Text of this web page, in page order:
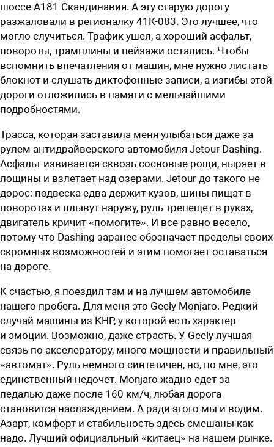
шоссе А181 Скандинавия. А эту старую дорогу
разжаловали в регионалку 41К-083. Это лучшее, что
могло случиться. Трафик ушел, а хороший асфальт,
повороты, трамплины и пейзажи остались. Чтобы
вспомнить впечатления от машин, мне нужно листать
блокнот и слушать диктофонные записи, а изгибы этой
дороги отложились в памяти с мельчайшими
подробностями.
Трасса, которая заставила меня улыбаться даже за
рулем антидрайверского автомобиля Jetour Dashing.
Асфальт извивается сквозь сосновые рощи, ныряет в
лощины и взлетает над озерами. Jetour до такого не
дорос: подвеска едва держит кузов, шины пищат в
поворотах и плывут наружу, руль трепещет в руках,
двигатель кричит «помогите». И все равно весело,
потому что Dashing заранее обозначает пределы своих
скромных возможностей и этим помогает оставаться
на дороге.
К счастью, я поездил там и на лучшем автомобиле
нашего пробега. Для меня это Geely Monjaro. Редкий
случай машины из КНР, у которой есть характер
и эмоции. Возможно, даже страсть. У Geely лучшая
связь по акселератору, много мощности и правильный
«автомат». Руль немного синтетичен, но, по мне, это
единственный недочет. Monjaro жадно едет за
педалью даже после 160 км/ч, любая дорога
становится наслаждением. А ради этого мы и водим.
Азарт, комфорт и стабильность здесь смешаны как
надо. Лучший официальный «китаец» на нашем рынке.